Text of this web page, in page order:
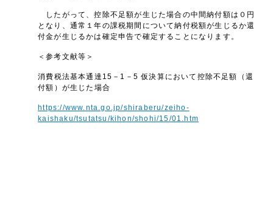
したがって、控除不足額が生じた場合の中間納付額は０円
となり、通常１年の課税期間について納付税額が生じるか還
付金が生じるかは確定申告で確定することになります。
＜参考文献等＞
消費税法基本通達15－1－5 仮決算において控除不足額（還
付額）が生じた場合
https://www.nta.go.jp/shiraberu/zeiho-
kaishaku/tsutatsu/kihon/shohi/15/01.htm